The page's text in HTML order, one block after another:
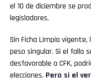
el 10 de diciembre se
legisladores.
Sin Ficha Limpia
peso singular. Si el fallo
desfavorable a CFK,
elecciones. Pero si el